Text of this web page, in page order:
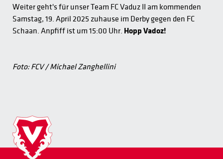
Weiter geht's für unser Team FC Vaduz II am kommenden
Samstag, 19. April 2025 zuhause im Derby gegen den FC
Schaan. Anpfiff ist um 15:00 Uhr. Hopp Vadoz!
Foto: FCV / Michael Zanghellini